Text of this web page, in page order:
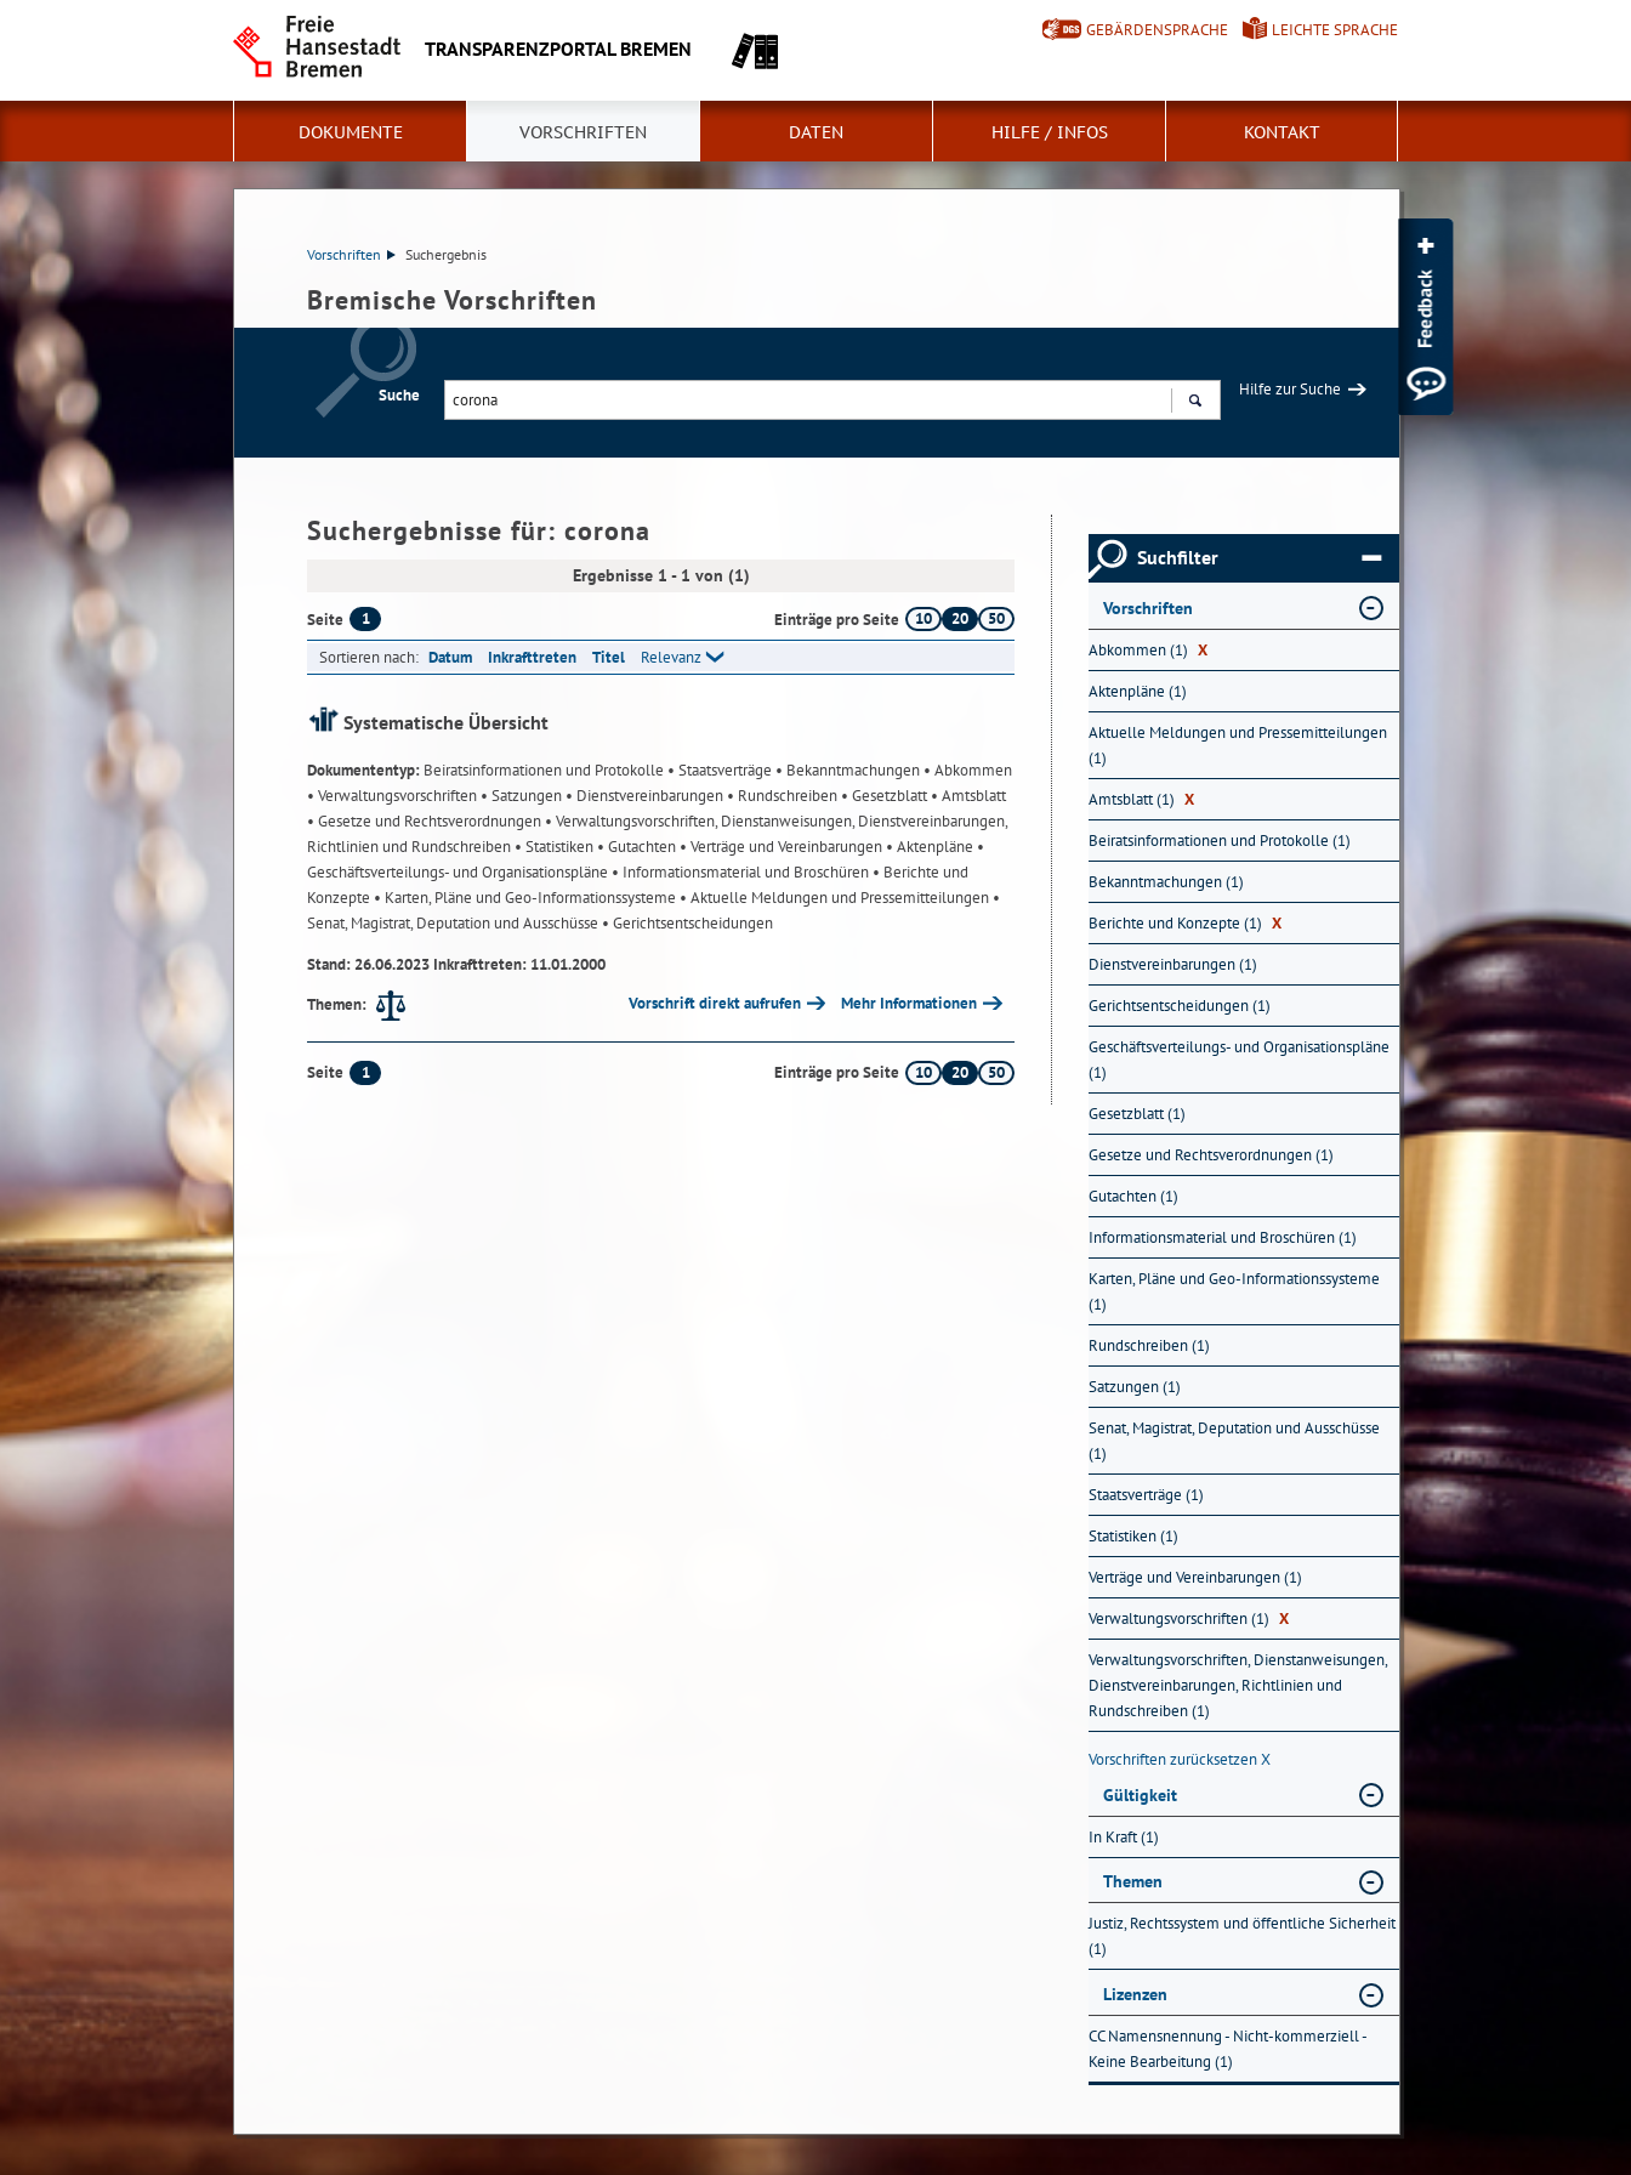
TRANSPARENZPORTAL BREMEN
GEBÄRDENSPRACHE LEICHTE SPRACHE
DOKUMENTE VORSCHRIFTEN DATEN HILFE / INFOS KONTAKT
Vorschriften Suchergebnis
Bremische Vorschriften
Suche
Hilfe zur Suche
Suchergebnisse für: corona
Ergebnisse 1 - 1 von (1)
Seite 1 Einträge pro Seite 10 20
50
Sortieren nach: Datum Inkrafttreten Titel Relevanz
Systematische Übersicht
Dokumententyp: Beiratsinformationen und Protokolle • Staatsverträge • Bekanntmachungen • Abkommen
• Verwaltungsvorschriften • Satzungen • Dienstvereinbarungen • Rundschreiben • Gesetzblatt• Amtsblatt
• Gesetze und Rechtsverordnungen • Verwaltungsvorschriften, Dienstanweisungen, Dienstvereinbarungen,
Richtlinien und Rundschreiben • Statistiken • Gutachten • Verträge und Vereinbarungen • Aktenpläne •
Geschäftsverteilungs- und Organisationspläne • Informationsmaterial und Broschüren • Berichte und
Konzepte • Karten, Pläne und Geo-Informationssysteme • Aktuelle Meldungen und Pressemitteilungen •
Senat, Magistrat, Deputation und Ausschüsse • Gerichtsentscheidungen
Stand: 26.06.2023 Inkrafttreten: 11.01.2000
Themen:
Vorschrift direkt aufrufen Mehr Informationen
Seite 1 Einträge pro Seite 10 20 50
Suchfilter
Vorschriften
Abkommen (1) X
Aktenpläne (1)
Aktuelle Meldungen und Pressemitteilungen
(1)
Amtsblatt (1) X
Beiratsinformationen und Protokolle (1)
Bekanntmachungen (1)
Berichte und Konzepte (1) X
Dienstvereinbarungen (1)
Gerichtsentscheidungen (1)
Geschäftsverteilungs- und Organisationspläne
(1)
Gesetzblatt (1)
Gesetze und Rechtsverordnungen (1)
Gutachten (1)
Informationsmaterial und Broschüren (1)
Karten, Pläne und Geo-Informationssysteme
(1)
Rundschreiben (1)
Satzungen (1)
Senat, Magistrat, Deputation und Ausschüsse
(1)
Staatsverträge (1)
Statistiken (1)
Verträge und Vereinbarungen (1)
Verwaltungsvorschriften (1) X
Verwaltungsvorschriften, Dienstanweisungen,
Dienstvereinbarungen, Richtlinien und
Rundschreiben (1)
Vorschriften zurücksetzenX
Gültigkeit
In Kraft (1)
Themen
Justiz, Rechtssystem und öffentliche Sicherheit
(1)
Lizenzen
CC Namensnennung - Nicht-kommerziell -
Keine Bearbeitung (1)